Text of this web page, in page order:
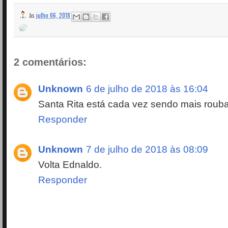
às julho 06, 2018
2 comentários:
Unknown 6 de julho de 2018 às 16:04
Santa Rita está cada vez sendo mais
Responder
Unknown 7 de julho de 2018 às 08:09
Volta Ednaldo.
Responder